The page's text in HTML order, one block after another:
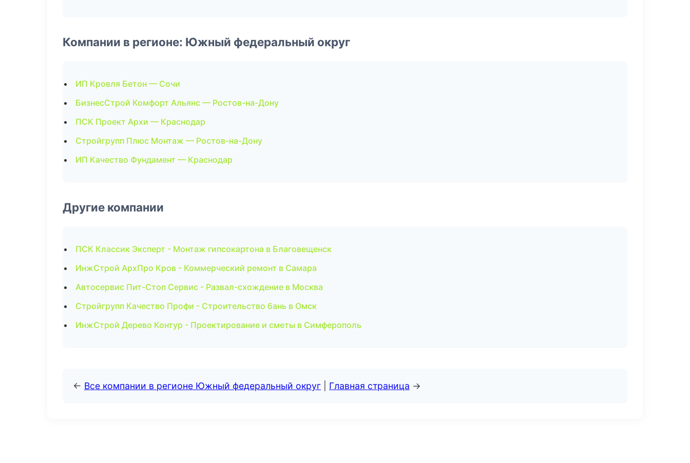
Компании в регионе: Южный федеральный округ
ИП Кровля Бетон — Сочи
БизнесСтрой Комфорт Альянс — Ростов-на-Дону
ПСК Проект Архи — Краснодар
Стройгрупп Плюс Монтаж — Ростов-на-Дону
ИП Качество Фундамент — Краснодар
Другие компании
ПСК Классик Эксперт - Монтаж гипсокартона в Благовещенск
ИнжСтрой АрхПро Кров - Коммерческий ремонт в Самара
Автосервис Пит-Стоп Сервис - Развал-схождение в Москва
Стройгрупп Качество Профи - Строительство бань в Омск
ИнжСтрой Дерево Контур - Проектирование и сметы в Симферополь
← Все компании в регионе Южный федеральный округ Главная страница →